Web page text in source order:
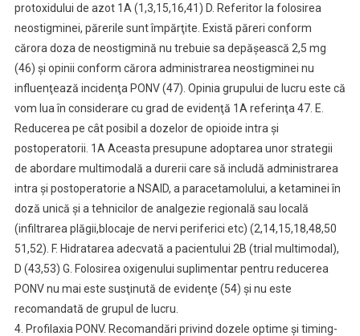
protoxidului de azot 1A (1,3,15,16,41) D. Referitor la folosirea
neostigminei, părerile sunt împărţite. Există păreri conform
cărora doza de neostigmină nu trebuie sa depăşească 2,5 mg
(46) şi opinii conform cărora administrarea neostigminei nu
influenţează incidenţa PONV (47). Opinia grupului de lucru este că
vom lua în considerare cu grad de evidenţă 1A referinţa 47. E.
Reducerea pe cât posibil a dozelor de opioide intra şi
postoperatorii. 1A Aceasta presupune adoptarea unor strategii
de abordare multimodală a durerii care să includă administrarea
intra şi postoperatorie a NSAID, a paracetamolului, a ketaminei în
doză unică şi a tehnicilor de analgezie regională sau locală
(infiltrarea plăgii,blocaje de nervi periferici etc) (2,14,15,18,48,50
51,52). F. Hidratarea adecvată a pacientului 2B (trial multimodal),
D (43,53) G. Folosirea oxigenului suplimentar pentru reducerea
PONV nu mai este susţinută de evidenţe (54) şi nu este
recomandată de grupul de lucru.
4. Profilaxia PONV. Recomandări privind dozele optime şi timing-